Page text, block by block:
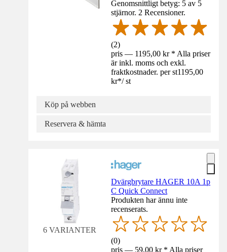
Genomsnittligt betyg: 5 av 5
stjärnor. 2 Recensioner.
(2)
pris — 1195,00 kr * Alla priser
är inkl. moms och exkl.
fraktkostnader. per st1195,00
kr*/ st
Köp på webben
Reservera & hämta
6 VARIANTER
Dvärgbrytare HAGER 10A 1p
C Quick Connect
Produkten har ännu inte
recenserats.
(0)
pris — 59,00 kr * Alla priser